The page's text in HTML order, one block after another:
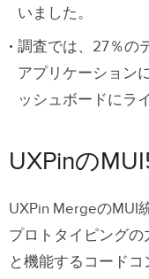
いました。
調査では、27％の
アプリケーション
ッシュボードにラ
UXPinの
UXPin MergeのMUI
プロトタイピングの
と機能するコード